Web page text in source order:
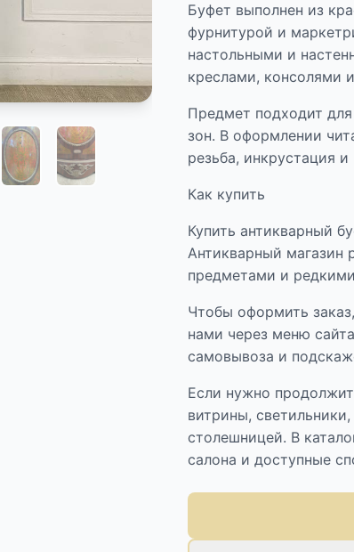
Буфет выполнен из
фурнитурой и
настольными и
креслами, консолями
Предмет подходит
зон. В оформлении
резьба, инкрустация
Как купить
Купить антикварный
Антикварный магазин
предметами и
Чтобы оформить
нами через меню
самовывоза и
Если нужно
витрины,
столешницей. В
салона и доступные